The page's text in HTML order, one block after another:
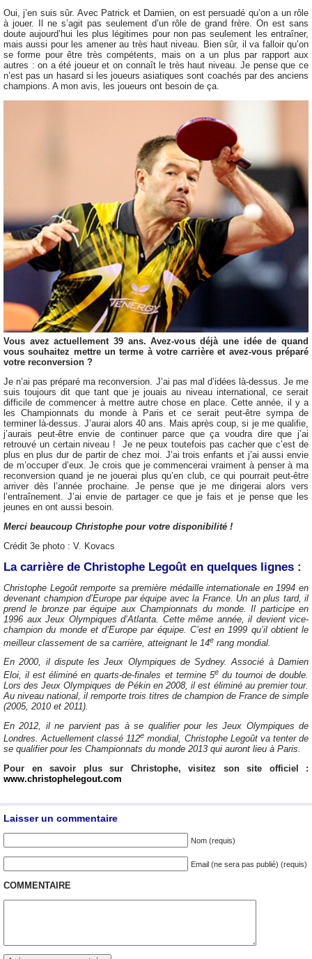
Oui, j’en suis sûr. Avec Patrick et Damien, on est persuadé qu’on a un rôle
à jouer. Il ne s’agit pas seulement d’un rôle de grand frère. On est sans
doute aujourd’hui les plus légitimes pour non pas seulement les entraîner,
mais aussi pour les amener au très haut niveau. Bien sûr, il va falloir qu’on
se forme pour être très compétents, mais on a un plus par rapport aux
autres : on a été joueur et on connaît le très haut niveau. Je pense que ce
n’est pas un hasard si les joueurs asiatiques sont coachés par des anciens
champions. A mon avis, les joueurs ont besoin de ça.
Vous avez actuellement 39 ans. Avez-vous déjà une idée de quand
vous souhaitez mettre un terme à votre carrière et avez-vous préparé
votre reconversion ?
Je n’ai pas préparé ma reconversion. J’ai pas mal d’idées là-dessus. Je me
suis toujours dit que tant que je jouais au niveau international, ce serait
difficile de commencer à mettre autre chose en place. Cette année, il y a
les Championnats du monde à Paris et ce serait peut-être sympa de
terminer là-dessus. J’aurai alors 40 ans. Mais après coup, si je me qualifie,
j’aurais peut-être envie de continuer parce que ça voudra dire que j’ai
retrouvé un certain niveau ! Je ne peux toutefois pas cacher que c’est de
plus en plus dur de partir de chez moi. J’ai trois enfants et j’ai aussi envie
de m’occuper d’eux. Je crois que je commencerai vraiment à penser à ma
reconversion quand je ne jouerai plus qu’en club, ce qui pourrait peut-être
arriver dès l’année prochaine. Je pense que je me dirigerai alors vers
l’entraînement. J’ai envie de partager ce que je fais et je pense que les
jeunes en ont aussi besoin.
Merci beaucoup Christophe pour votre disponibilité !
Crédit 3e photo : V. Kovacs
La carrière de Christophe Legoût en quelques lignes :
Christophe Legoût remporte sa première médaille internationale en 1994 en
devenant champion d’Europe par équipe avec la France. Un an plus tard, il
prend le bronze par équipe aux Championnats du monde. Il participe en
1996 aux Jeux Olympiques d’Atlanta. Cette même année, il devient vice-
champion du monde et d’Europe par équipe. C’est en 1999 qu’il obtient le
meilleur classement de sa carrière, atteignant le 14e rang mondial.
En 2000, il dispute les Jeux Olympiques de Sydney. Associé à Damien
Eloi, il est éliminé en quarts-de-finales et termine 5edu tournoi de double.
Lors des Jeux Olympiques de Pékin en 2008, il est éliminé au premier tour.
Au niveau national, il remporte trois titres de champion de France de simple
(2005, 2010 et 2011).
En 2012, il ne parvient pas à se qualifier pour les Jeux Olympiques de
Londres. Actuellement classé 112e mondial, Christophe Legoût va tenter de
se qualifier pour les Championnats du monde 2013 qui auront lieu à Paris.
Pour en savoir plus sur Christophe, visitez son site officiel :
www.christophelegout.com
Laisser un commentaire
Nom (requis)
Email (ne sera pas publié) (requis)
COMMENTAIRE